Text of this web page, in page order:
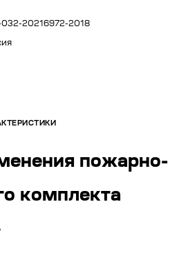
032-20216972-2018
пожарно-
комплекта